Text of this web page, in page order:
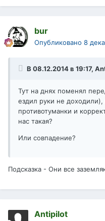
bur
Опубликовано 8
В 08.12.2014 в 19:17,
Тут на днях поменял
ездил руки не доходили),
противотуманки и
нас такая?
Или совпадение?
Подсказка - Они все
Antipilot